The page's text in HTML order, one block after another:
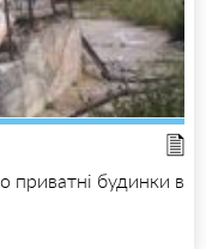
будинки в